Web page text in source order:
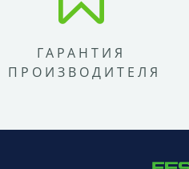
ГАРАНТИЯ
ПРОИЗВОДИТЕЛЯ